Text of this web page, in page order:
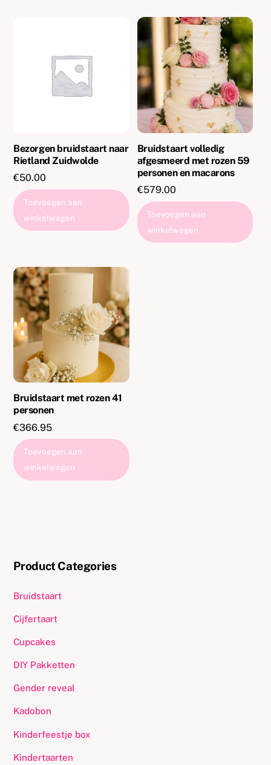
Bezorgen bruidstaart naar
Rietland Zuidwolde
€50.00
Toevoegen aan
winkelwagen
Bruidstaart volledig
afgesmeerd met rozen 59
personen en macarons
€579.00
Toevoegen aan
winkelwagen
Bruidstaart met rozen 41
personen
€366.95
Toevoegen aan
winkelwagen
Product Categories
Bruidstaart
Cijfertaart
Cupcakes
DIY Pakketten
Gender reveal
Kadobon
Kinderfeestje box
Kindertaarten